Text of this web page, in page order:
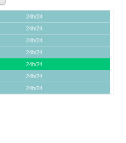
24h/24
24h/24
24h/24
24h/24
24h/24
24h/24
24h/24